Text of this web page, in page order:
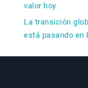
valor hoy
La transición
está pasando en